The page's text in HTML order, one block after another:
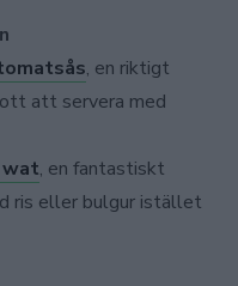
, en riktigt
att servera med
wat, en fantastiskt
ris eller bulgur istället